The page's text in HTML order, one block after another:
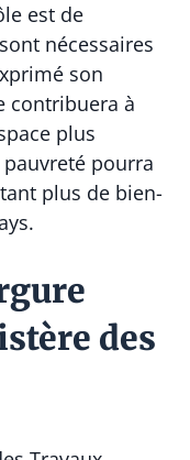
est de
nécessaires
son
contribuera à
plus
pourra
plus de bien-
des